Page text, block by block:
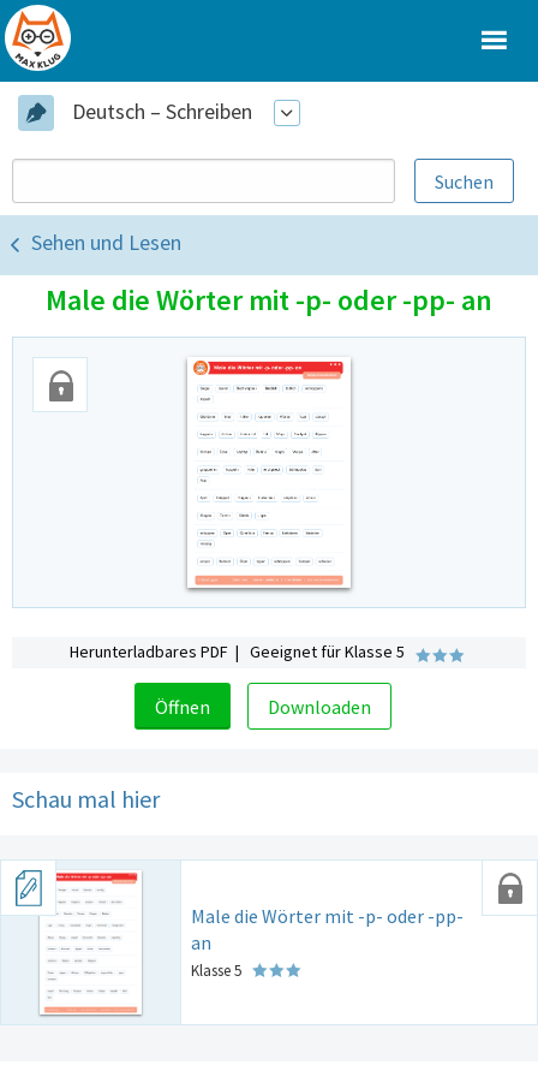
Deutsch – Schreiben
Sehen und Lesen
Male die Wörter mit -p- oder -pp- an
Herunterladbares PDF | Geeignet für Klasse 5
Öffnen Downloaden
Schau mal hier
Male die Wörter mit -p- oder -pp-
an
Klasse 5